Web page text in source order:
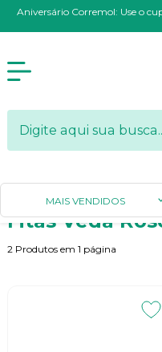
Aniversário Corremol: Use o
Página Inicial ADESIVOS E
Fitas Veda
2 Produtos em 1 página
MAIS VENDIDOS